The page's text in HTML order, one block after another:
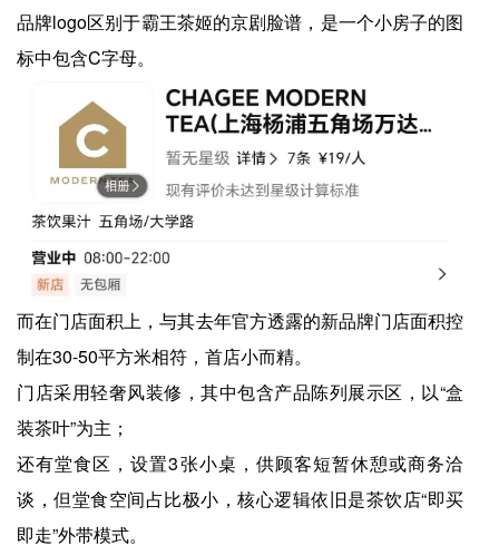
品牌logo区别于霸王茶姬的京剧脸谱，是一个小房子的图
标中包含C字母。
而在门店面积上，与其去年官方透露的新品牌门店面积控
制在30-50平方米相符，首店小而精。
门店采用轻奢风装修，其中包含产品陈列展示区，以“盒
装茶叶”为主；
还有堂食区，设置3张小桌，供顾客短暂休憩或商务洽
谈，但堂食空间占比极小，核心逻辑依旧是茶饮店“即买
即走”外带模式。